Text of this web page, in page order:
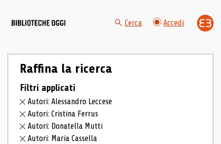
Cerca Accedi
Raffina la ricerca
Filtri applicati
Autori: Alessandro Leccese
Autori: Cristina Ferrus
Autori: Donatella Mutti
Autori: Maria Cassella